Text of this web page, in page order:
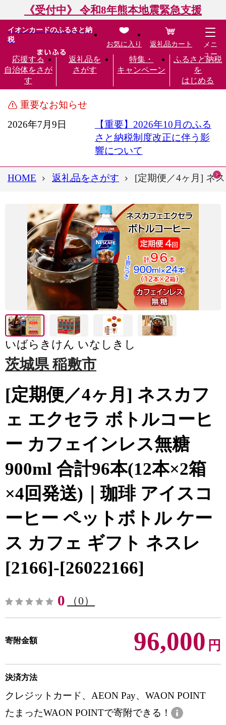
《受付中》 令和8年熊本地震緊急支援
イオンカードのふるさと納
税
応援する
自治体をさが
す
返礼品を
さがす
特集・
キャンペーン
ふるさと納税
を
はじめる
お気に入り 返礼品カート
メニ
ュー
重要なお知らせ
2026年7月9日
【重要】2026年10月のふる
さと納税制度改正に伴う影
響について
HOME 返礼品をさがす [定期便／4ヶ月] ネ
いばらきけん いなしきし
茨城県 稲敷市
[定期便／4ヶ月] ネスカフ
ェ エクセラ ボトルコーヒ
ー カフェインレス無糖
900ml 合計96本(12本×2箱
×4回発送)｜珈琲 アイスコ
ーヒー ペットボトル ケー
ス カフェ ギフト ネスレ
[2166]-[26022166]
0 （0）
寄附金額 96,000 円
決済方法
クレジットカード、AEON Pay、WAON POINT
たまったWAON POINTで寄附できる！